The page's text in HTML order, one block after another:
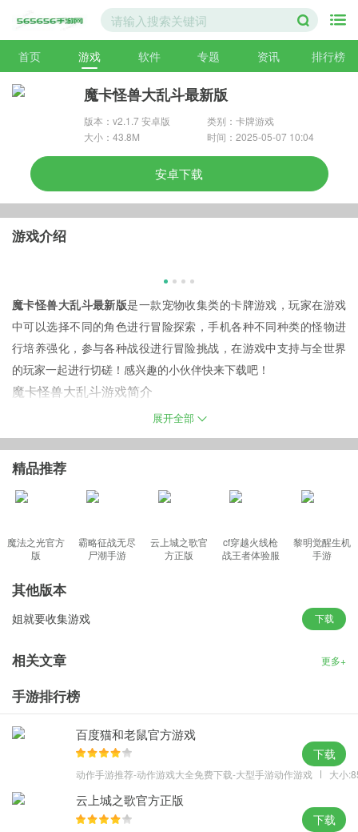
首页 游戏 软件 专题 资讯 排行榜
魔卡怪兽大乱斗最新版
版本：v2.1.7 安卓版
类别：卡牌游戏
大小：43.8M
时间：2025-05-07 10:04
安卓下载
游戏介绍
魔卡怪兽大乱斗最新版是一款宠物收集类的卡牌游戏，玩家在游戏
中可以选择不同的角色进行冒险探索，手机各种不同种类的怪物进
行培养强化，参与各种战役进行冒险挑战，在游戏中支持与全世界
的玩家一起进行切磋！感兴趣的小伙伴快来下载吧！
魔卡怪兽大乱斗游戏简介
魔卡怪兽大乱斗是款角色扮演类的集换式卡牌游戏。收集并进化你
魔卡怪兽大乱斗手机版特色
励，解锁魔法徽章！
- 与全世界各地的训练师共同在线游戏，与你的Facebook好友一决
胜负，来比试一下你们的积分和排名！
- 收集、进化9类不同元素的怪物，每个怪物都有其独特的能力、名
- 魔卡怪兽：大乱斗中提供了无尽的单人战役，让你历练你的怪物，
游戏亮点
1、操作简单流畅，玩法有趣玩到爽；
2、多种模式的玩法，让玩家感受游戏的乐趣；
3、游戏画面精致，游戏内容非常丰富。
展开全部
精品推荐
魔法之光官方
版
霸略征战无尽
尸潮手游
云上城之歌官
方正版
cf穿越火线枪
战王者体验服
黎明觉醒生机
手游
其他版本
姐就要收集游戏 下载
相关文章 更多+
手游排行榜
百度猫和老鼠官方游戏
动作手游推荐-动作游戏大全免费下载-大型手游动作游戏 大小
下载
云上城之歌官方正版
下载